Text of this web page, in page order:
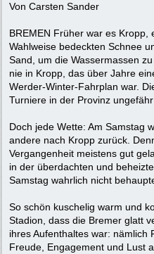
Von Carsten Sander
BREMEN Früher war es Kropp,
Wahlweise bedeckten Schnee
Sand, um die Wassermassen
nie in Kropp, das über Jahre
Werder-Winter-Fahrplan war.
Turniere in der Provinz
Doch jede Wette: Am Samstag
andere nach Kropp zurück.
Vergangenheit meistens gut
in der überdachten und
Samstag wahrlich nicht
So schön kuschelig warm und
Stadion, dass die Bremer glatt
ihres Aufenthaltes war: nämlich
Freude, Engagement und Lust